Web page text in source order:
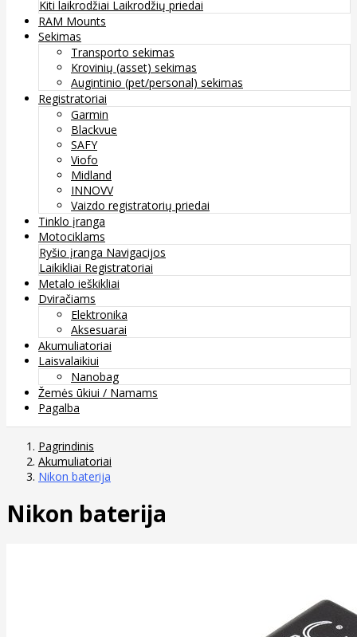
Kiti laikrodžiai Laikrodžių priedai
RAM Mounts
Sekimas
Transporto sekimas
Krovinių (asset) sekimas
Augintinio (pet/personal) sekimas
Registratoriai
Garmin
Blackvue
SAFY
Viofo
Midland
INNOVV
Vaizdo registratorių priedai
Tinklo įranga
Motociklams
Ryšio įranga Navigacijos
Laikikliai Registratoriai
Metalo ieškikliai
Dviračiams
Elektronika
Aksesuarai
Akumuliatoriai
Laisvalaikiui
Nanobag
Žemės ūkiui / Namams
Pagalba
Pagrindinis
Akumuliatoriai
Nikon baterija
Nikon baterija